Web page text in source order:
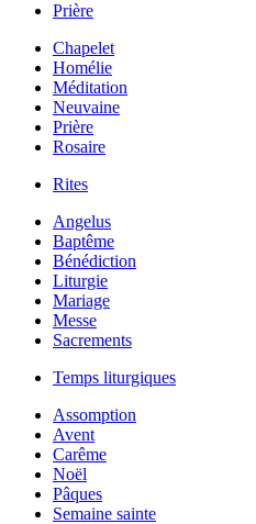
Prière
Chapelet
Homélie
Méditation
Neuvaine
Prière
Rosaire
Rites
Angelus
Baptême
Bénédiction
Liturgie
Mariage
Messe
Sacrements
Temps liturgiques
Assomption
Avent
Carême
Noël
Pâques
Semaine sainte